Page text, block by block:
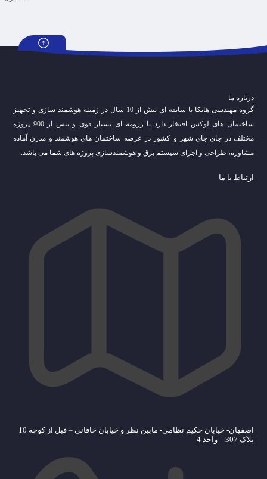
درباره ما
گروه مهندسی هایکا با سابقه ای بیش از 10 سال در زمینه هوشمند سازی و تجهیز
ساختمان های لوکس افتخار دارد با رزومه ای بسیار قوی و بیش از 900 پروژه
مختلف در جای جای شهر و کشور در عرصه ساختمان های هوشمند و مدرن آماده
مشاوره، طراحی و اجرای سیستم برق و هوشمندسازی پروژه های شما می باشد.
ارتباط با ما
اصفهان- خیابان حکیم نظامی- مابین نظر و خیابان خاقانی – قبل از کوچه 10
پلاک 307 – واحد 4